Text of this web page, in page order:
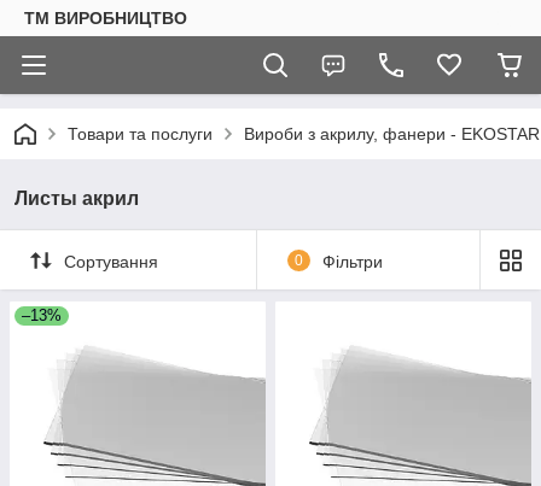
ТМ ВИРОБНИЦТВО
Товари та послуги Вироби з акрилу, фанери - EKOSTAR
Листы акрил
Сортування 0 Фільтри
–13%